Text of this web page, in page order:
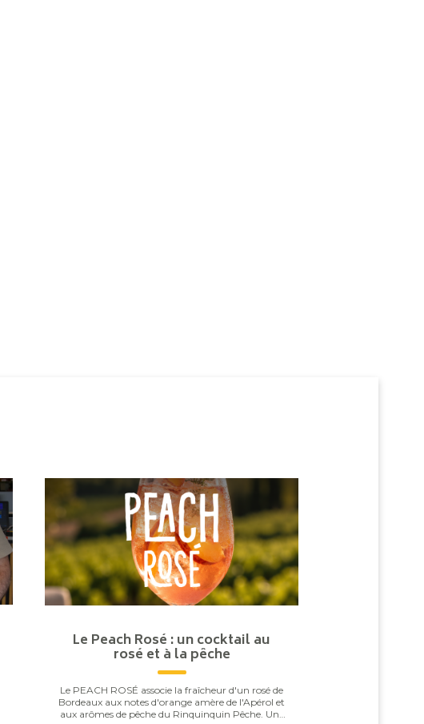
Le Peach Rosé : un cocktail au
rosé et à la pêche
Le PEACH ROSÉ associe la fraîcheur d'un rosé de
Bordeaux aux notes d'orange amère de l'Apérol et
aux arômes de pêche du Rinquinquin Pêche. Une